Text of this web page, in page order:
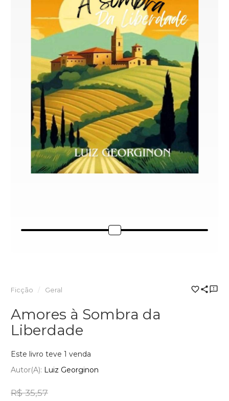
Ficção Geral
Amores à Sombra da
Liberdade
Este livro teve 1 venda
Autor(a): Luiz Georginon
R$ 35,57